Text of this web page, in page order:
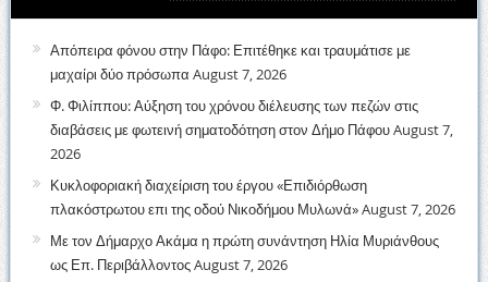
Απόπειρα φόνου στην Πάφο: Επιτέθηκε και τραυμάτισε με
μαχαίρι δύο πρόσωπα August 7, 2026
Φ. Φιλίππου: Αύξηση του χρόνου διέλευσης των πεζών στις
διαβάσεις με φωτεινή σηματοδότηση στον Δήμο ΠάφουAugust 7,
2026
Κυκλοφοριακή διαχείριση του έργου «Επιδιόρθωση
πλακόστρωτου επι της οδού Νικοδήμου Μυλωνά»August 7, 2026
Με τον Δήμαρχο Ακάμα η πρώτη συνάντηση Ηλία Μυριάνθους
ως Επ. ΠεριβάλλοντοςAugust 7, 2026